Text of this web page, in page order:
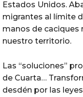
Estados Unidos.
migrantes al límite
manos de caciques
nuestro territorio.
Las “soluciones”
de Cuarta…
desdén por las